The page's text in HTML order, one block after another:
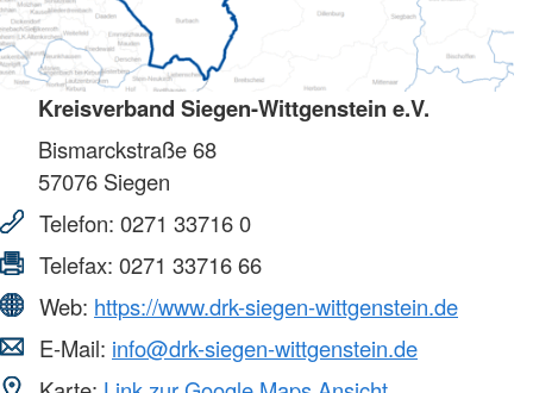
Kreisverband Siegen-Wittgenstein e.V.
Bismarckstraße 68
57076 Siegen
Telefon: 0271 33716 0
Telefax: 0271 33716 66
Web: https://www.drk-siegen-wittgenstein.de
E-Mail: info@drk-siegen-wittgenstein.de